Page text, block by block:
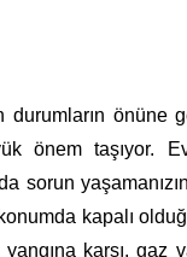
önüne
önem taşıyor.
sorun
kapalı
karşı, gaz